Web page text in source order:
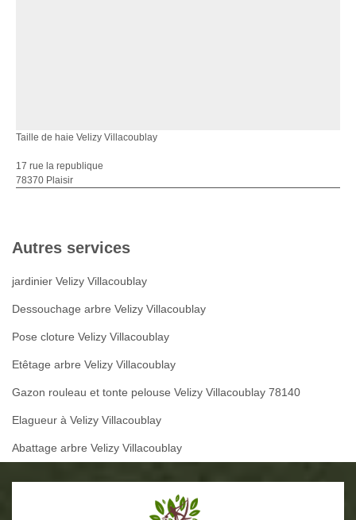
Taille de haie Velizy Villacoublay
17 rue la republique
78370 Plaisir
Autres services
jardinier Velizy Villacoublay
Dessouchage arbre Velizy Villacoublay
Pose cloture Velizy Villacoublay
Etêtage arbre Velizy Villacoublay
Gazon rouleau et tonte pelouse Velizy Villacoublay 78140
Elagueur à Velizy Villacoublay
Abattage arbre Velizy Villacoublay